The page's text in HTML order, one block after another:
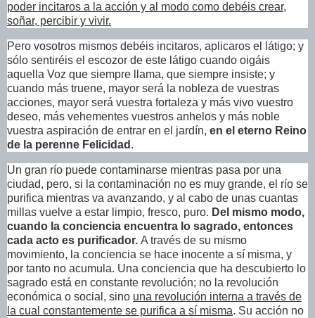
poder incitaros a la acción y al modo como debéis crear,
soñar, percibir y vivir.
Pero vosotros mismos debéis incitaros, aplicaros el látigo; y
sólo sentiréis el escozor de este látigo cuando oigáis
aquella Voz que siempre llama, que siempre insiste; y
cuando más truene, mayor será la nobleza de vuestras
acciones, mayor será vuestra fortaleza y más vivo vuestro
deseo, más vehementes vuestros anhelos y más noble
vuestra aspiración de entrar en el jardín, en el eterno Reino
de la perenne Felicidad .
Un gran río puede contaminarse mientras pasa por una
ciudad, pero, si la contaminación no es muy grande, el río se
purifica mientras va avanzando, y al cabo de unas cuantas
millas vuelve a estar limpio, fresco, puro. Del mismo modo,
cuando la conciencia encuentra lo sagrado, entonces
cada acto es purificador. A través de su mismo
movimiento, la conciencia se hace inocente a sí misma, y
por tanto no acumula. Una conciencia que ha descubierto lo
sagrado está en constante revolución; no la revolución
económica o social, sino una revolución interna a través de
la cual constantemente se purifica a sí misma. Su acción no